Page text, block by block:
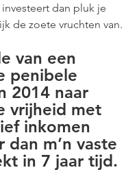
dan pluk je
de zoete vruchten van.
van een
penibele
2014 naar
vrijheid met
inkomen
dan m’n vaste
in 7 jaar tijd.